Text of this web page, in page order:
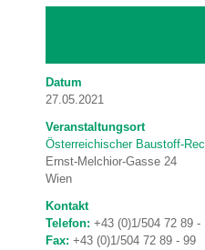
Datum
27.05.2021
Veranstaltungsort
Österreichischer Baustoff-
Ernst-Melchior-Gasse 24
Wien
Kontakt
Telefon: +43 (0)1/504 72 89 -
Fax: +43 (0)1/504 72 89 - 99